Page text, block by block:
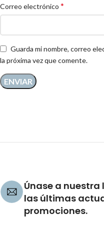
Correo electrónico *
Guarda mi nombre, correo
la próxima vez que comente.
Únase a
las últimas
promociones.